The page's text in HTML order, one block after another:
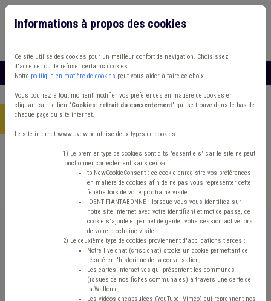
Accueil >Energie>Actualité
Energie
UREBA exceptionnel
PWI 2019
Mis en ligne le 16 Décembre 2024 - Marianne DUQUESNE
Informations à propos des cookies
Ce site utilise des cookies pour un meilleur confort de navigation. Choisissez
d'accepter ou de refuser certains cookies.
Notre politique en matière de cookies peut vous aider à faire ce choix.
Vous pourrez à tout moment modifier vos préférences en matière de cookies en
cliquant sur le lien "Cookies: retrait du consentement" qui se trouve dans le bas de
chaque page du site internet.
Le site internet www.uvcw.be utilise deux types de cookies :
1) Le premier type de cookies sont dits "essentiels" car le site ne peut
fonctionner correctement sans ceux-ci:
tplNewCookieConsent : ce cookie enregistre vos préférences
en matière de cookies afin de ne pas vous représenter cette
fenêtre lors de votre prochaine visite.
IDENTIFIANTABONNE : lorsque vous vous identifiez sur
notre site internet avec votre identifiant et mot de passe, ce
cookie s'ajoute et permet de garder votre session active lors
de votre prochaine visite.
2) Le deuxième type de cookies proviennent d'applications tierces :
Notre live chat (crisp.chat) stocke un cookie permettant de
récupérer l'historique de la conversation;
Les cartes interactives qui présentent les communes
(issues de nos fiches communales) à travers une carte de
la Wallonie;
Les vidéos encapsulées (YouTube, Viméo) qui reprennent nos